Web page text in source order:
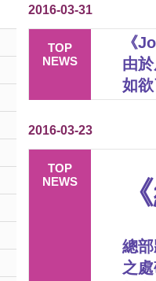
2016-03-31
TOP
NEWS
《
由
如
2016-03-23
TOP
NEWS
總
之